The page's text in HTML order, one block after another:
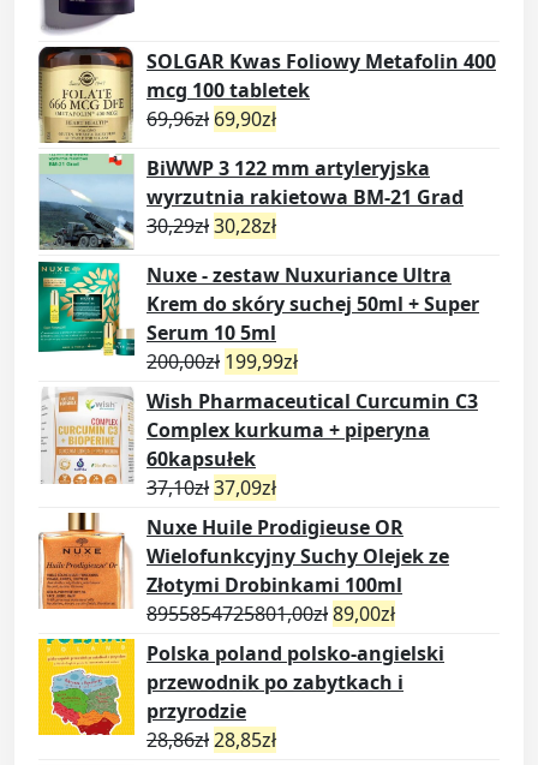
SOLGAR Kwas Foliowy Metafolin 400
mcg 100 tabletek
69,96zł 69,90zł
BiWWP 3 122 mm artyleryjska
wyrzutnia rakietowa BM-21 Grad
30,29zł30,28zł
Nuxe - zestaw Nuxuriance Ultra
Krem do skóry suchej 50ml + Super
Serum 10 5ml
200,00zł 199,99zł
Wish Pharmaceutical Curcumin C3
Complex kurkuma + piperyna
60kapsułek
37,10zł37,09zł
Nuxe Huile Prodigieuse OR
Wielofunkcyjny Suchy Olejek ze
Złotymi Drobinkami 100ml
8955854725801,00zł89,00zł
Polska poland polsko-angielski
przewodnik po zabytkach i
przyrodzie
28,86zł28,85zł